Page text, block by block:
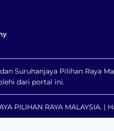
Suruhanjaya Pilihan Raya
dari portal ini.
PILIHAN RAYA MALAYSIA. |